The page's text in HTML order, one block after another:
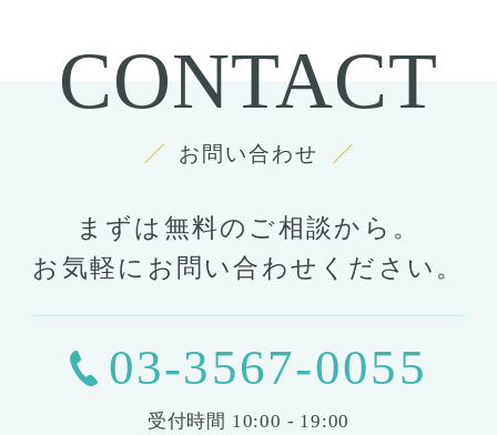
CONTACT
お問い合わせ
まずは無料のご相談から。
お気軽にお問い合わせください。
03-3567-0055
受付時間 10:00 - 19:00